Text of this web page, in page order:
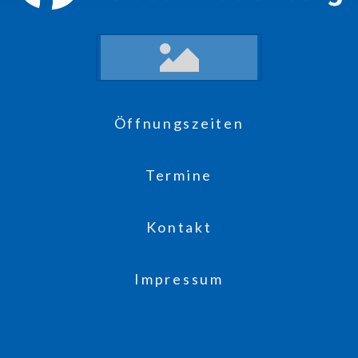
Öffnungszeiten
Termine
Kontakt
Impressum